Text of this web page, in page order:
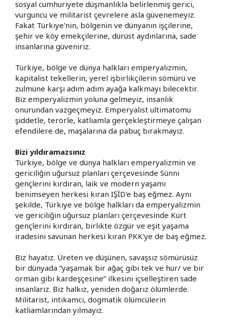
sosyal cumhuriyete düşmanlıkla belirlenmiş gerici,
vurguncu ve militarist çevrelere asla güvenemeyiz.
Fakat Türkiye'nin, bölgenin ve dünyanın işçilerine,
şehir ve köy emekçilerine, dürüst aydınlarına, sade
insanlarına güveniriz.
Türkiye, bölge ve dünya halkları emperyalizmin,
kapitalist tekellerin, yerel işbirlikçilerin sömürü ve
zulmüne karşı adım adım ayağa kalkmayı bilecektir.
Biz emperyalizmin yoluna gelmeyiz, insanlık
onurundan vazgeçmeyiz. Emperyalist ultimatomu
şiddetle, terörle, katliamla gerçekleştirmeye çalışan
efendilere de, maşalarına da pabuç bırakmayız.
Bizi yıldıramazsınız
Türkiye, bölge ve dünya halkları emperyalizmin ve
gericiliğin uğursuz planları çerçevesinde Sünni
gençlerini kırdıran, laik ve modern yaşamı
benimseyen herkesi kıran IŞİD'e baş eğmez. Aynı
şekilde, Türkiye ve bölge halkları da emperyalizmin
ve gericiliğin uğursuz planları çerçevesinde Kürt
gençlerini kırdıran, birlikte özgür ve eşit yaşama
iradesini savunan herkesi kıran PKK'ye de baş eğmez.
Biz hayatız. Üreten ve düşünen, savaşsız sömürüsüz
bir dünyada “yaşamak bir ağaç gibi tek ve hür/ ve bir
orman gibi kardeşçesine” ilkesini içselleştiren sade
insanlarız. Biz halkız, yeniden doğarız ölümlerde.
Militarist, intikamcı, dogmatik ölümcülerin
katliamlarından yılmayız.